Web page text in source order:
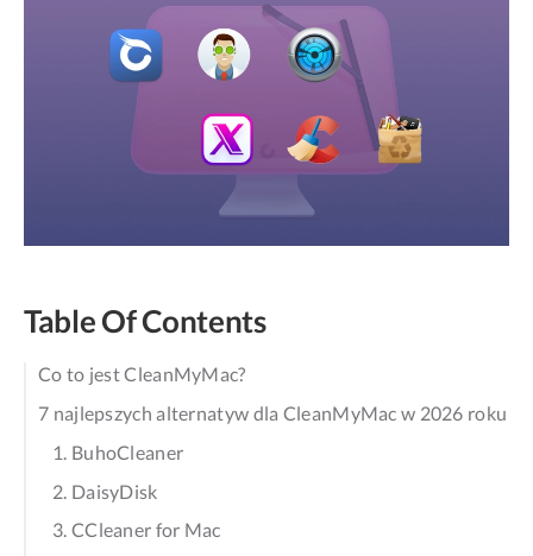
Table Of Contents
Co to jest CleanMyMac?
7 najlepszych alternatyw dla CleanMyMac w 2026 roku
1. BuhoCleaner
2. DaisyDisk
3. CCleaner for Mac